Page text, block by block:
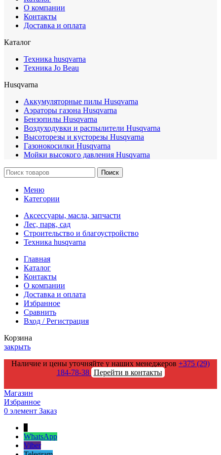
О компании
Контакты
Доставка и оплата
Каталог
Техника husqvarna
Техника Jo Beau
Husqvarna
Аккумуляторные пилы Husqvarna
Аэраторы газона Husqvarna
Бензопилы Husqvarna
Воздуходувки и распылители Husqvarna
Высоторезы и кусторезы Husqvarna
Газонокосилки Husqvarna
Мойки высокого давления Husqvarna
Поиск
Меню
Категории
Аксессуары, масла, запчасти
Лес, парк, сад
Строительство и благоустройство
Техника husqvarna
Главная
Каталог
Контакты
О компании
Доставка и оплата
Избранное
Сравнить
Вход / Регистрация
Корзина
закрыть
Наличие и цены уточняйте у наших менеджеров +375 (29)
184-78-38 Перейти в контакты
Магазин
Избранное
0 элемент Заказ
WhatsApp
Viber